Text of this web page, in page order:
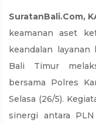
SuratanBali.Com,
keamanan aset
keandalan
Bali Timur
bersama Polres
Selasa (26/5).
sinergi antara